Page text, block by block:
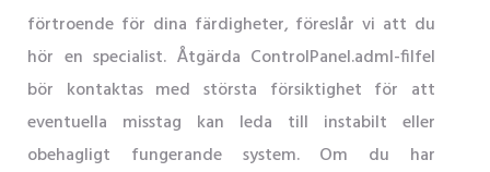
förtroende för dina färdigheter, föreslår vi att du
hör en specialist. Åtgärda ControlPanel.adml-filfel
bör kontaktas med största försiktighet för att
eventuella misstag kan leda till instabilt eller
obehagligt fungerande system. Om du har